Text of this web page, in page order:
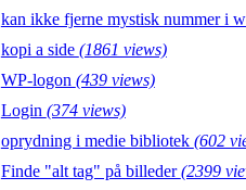
kan ikke fjerne mystisk nummer i
kopi a side (1861 views)
WP-logon (439 views)
Login (374 views)
oprydning i medie bibliotek (602
Finde "alt tag" på billeder(2399